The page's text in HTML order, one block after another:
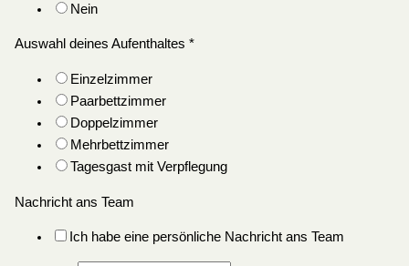
Nein
Auswahl deines Aufenthaltes *
Einzelzimmer
Paarbettzimmer
Doppelzimmer
Mehrbettzimmer
Tagesgast mit Verpflegung
Nachricht ans Team
Ich habe eine persönliche Nachricht ans Team